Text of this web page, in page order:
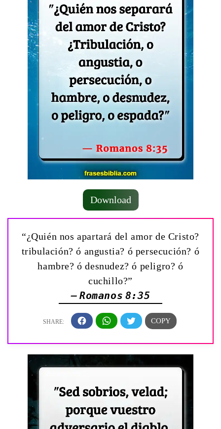
Download
“¿Quién nos apartará del amor de Cristo?
tribulación? ó angustia? ó persecución? ó
hambre? ó desnudez? ó peligro? ó
cuchillo?”
— Romanos 8:35